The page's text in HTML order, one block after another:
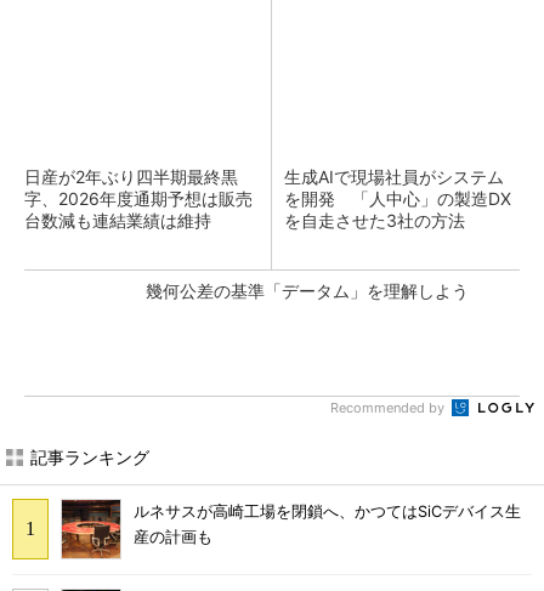
日産が2年ぶり四半期最終黒
字、2026年度通期予想は販売
台数減も連結業績は維持
生成AIで現場社員がシステム
を開発 「人中心」の製造DX
を自走させた3社の方法
幾何公差の基準「データム」を理解しよう
Recommended by
記事ランキング
ルネサスが高崎工場を閉鎖へ、かつてはSiCデバイス生
産の計画も